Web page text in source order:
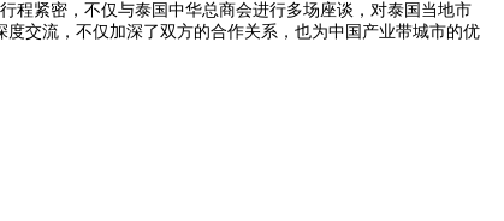
程紧密，不仅与泰国中华总商会进行多场座谈，对泰国当地市
交流，不仅加深了双方的合作关系，也为中国产业带城市的优